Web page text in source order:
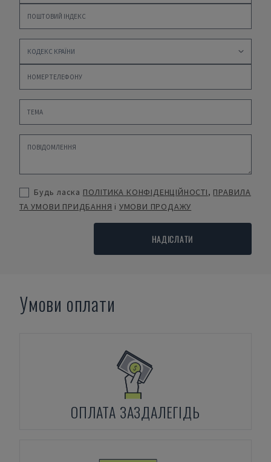
Будь ласка ПОЛІТИКА КОНФІДЕНЦІЙНОСТІ, ПРАВИЛА
ТА УМОВИ ПРИДБАННЯ і УМОВИ ПРОДАЖУ
НАДІСЛАТИ
Умови оплати
ОПЛАТА ЗАЗДАЛЕГІДЬ